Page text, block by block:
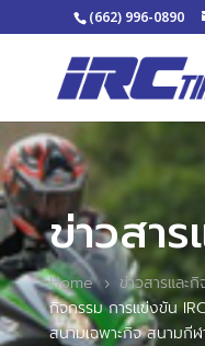
(662) 996-0890
ข่าวสา
Home 5 ข่าวสารและ
กิจกรรม การแข่งขัน
สนามเฉพาะกิจ สนามกี